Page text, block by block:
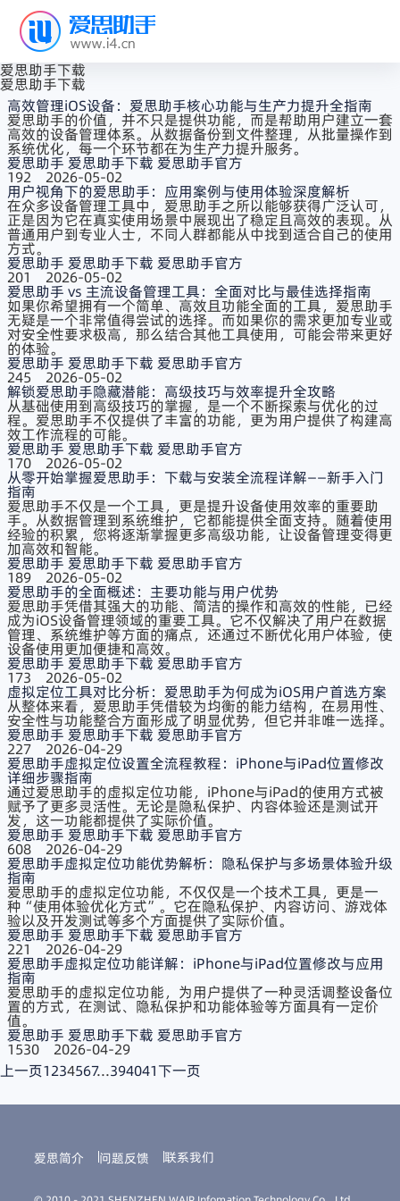
爱思助手下载
爱思助手下载
高效管理iOS设备：爱思助手核心功能与生产力提升全指南
爱思助手​的价值，并不只是提供功能，而是帮助用户建立一套
高效的设备管理体系。从数据备份到文件整理，从批量操作到
系统优化，每一个环节都在为生产力提升服务。
爱思助手爱思助手下载 爱思助手官方
192 2026-05-02
用户视角下的爱思助手：应用案例与使用体验深度解析
在众多设备管理工具中，爱思助手​之所以能够获得广泛认可，
正是因为它在真实使用场景中展现出了稳定且高效的表现。从
普通用户到专业人士，不同人群都能从中找到适合自己的使用
方式。
爱思助手 爱思助手下载 爱思助手官方
201 2026-05-02
爱思助手 vs 主流设备管理工具：全面对比与最佳选择指南
如果你希望拥有一个简单、高效且功能全面的工具，爱思助手​
无疑是一个非常值得尝试的选择。而如果你的需求更加专业或
对安全性要求极高，那么结合其他工具使用，可能会带来更好
的体验。
爱思助手 爱思助手下载 爱思助手官方
245 2026-05-02
解锁爱思助手隐藏潜能：高级技巧与效率提升全攻略
从基础使用到高级技巧的掌握，是一个不断探索与优化的过
程。爱思助手​不仅提供了丰富的功能，更为用户提供了构建高
效工作流程的可能。
爱思助手 爱思助手下载 爱思助手官方
170 2026-05-02
从零开始掌握爱思助手：下载与安装全流程详解——新手入门
指南
爱思助手不仅是一个工具，更是提升设备使用效率的重要助
手。从数据管理到系统维护，它都能提供全面支持。随着使用
经验的积累，您将逐渐掌握更多高级功能，让设备管理变得更
加高效和智能。
爱思助手 爱思助手下载 爱思助手官方
189 2026-05-02
爱思助手的全面概述：主要功能与用户优势
爱思助手​凭借其强大的功能、简洁的操作和高效的性能，已经
成为iOS设备管理领域的重要工具。它不仅解决了用户在数据
管理、系统维护等方面的痛点，还通过不断优化用户体验，使
设备使用更加便捷和高效。
爱思助手 爱思助手下载 爱思助手官方
173 2026-05-02
虚拟定位工具对比分析：爱思助手为何成为iOS用户首选方案
从整体来看，爱思助手​凭借较为均衡的能力结构，在易用性、
安全性与功能整合方面形成了明显优势，但它并非唯一选择。
爱思助手 爱思助手下载 爱思助手官方
227 2026-04-29
爱思助手虚拟定位设置全流程教程：iPhone与iPad位置修改
详细步骤指南
通过爱思助手​的虚拟定位功能，iPhone与iPad的使用方式被
赋予了更多灵活性。无论是隐私保护、内容体验还是测试开
发，这一功能都提供了实际价值。
爱思助手 爱思助手下载 爱思助手官方
608 2026-04-29
爱思助手虚拟定位功能优势解析：隐私保护与多场景体验升级
指南
爱思助手​的虚拟定位功能，不仅仅是一个技术工具，更是一
种“使用体验优化方式”。它在隐私保护、内容访问、游戏体
验以及开发测试等多个方面提供了实际价值。
爱思助手 爱思助手下载 爱思助手官方
221 2026-04-29
爱思助手虚拟定位功能详解：iPhone与iPad位置修改与应用
指南
爱思助手​的虚拟定位功能，为用户提供了一种灵活调整设备位
置的方式，在测试、隐私保护和功能体验等方面具有一定价
值。
爱思助手 爱思助手下载 爱思助手官方
1530 2026-04-29
上一页1234567...394041下一页
爱思简介 问题反馈 联系我们